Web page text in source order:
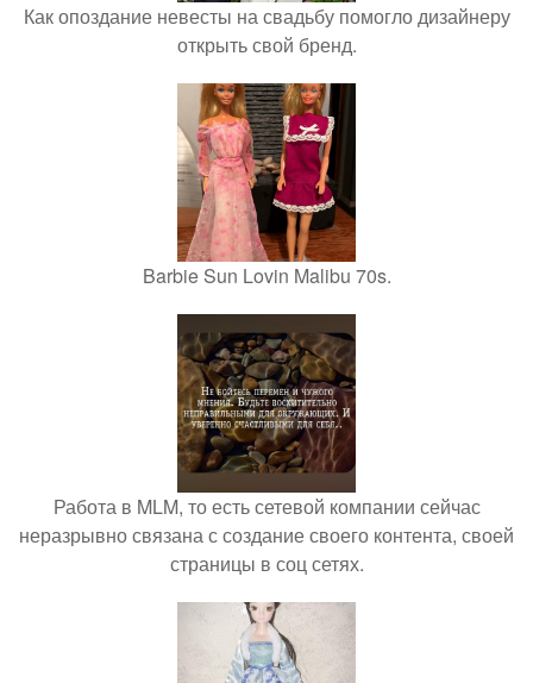
Как опоздание невесты на свадьбу помогло дизайнеру
открыть свой бренд.
Barbie Sun Lovin Malibu 70s.
Работа в MLM, то есть сетевой компании сейчас
неразрывно связана с создание своего контента, своей
страницы в соц сетях.